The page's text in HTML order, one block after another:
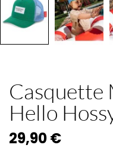
Casquette
Hello
29,90 €